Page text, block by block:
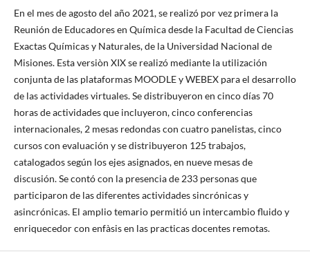
En el mes de agosto del año 2021, se realizó por vez primera la
Reunión de Educadores en Química desde la Facultad de Ciencias
Exactas Químicas y Naturales, de la Universidad Nacional de
Misiones. Esta versiòn XIX se realizó mediante la utilización
conjunta de las plataformas MOODLE y WEBEX para el desarrollo
de las actividades virtuales. Se distribuyeron en cinco días 70
horas de actividades que incluyeron, cinco conferencias
internacionales, 2 mesas redondas con cuatro panelistas, cinco
cursos con evaluación y se distribuyeron 125 trabajos,
catalogados según los ejes asignados, en nueve mesas de
discusión. Se contó con la presencia de 233 personas que
participaron de las diferentes actividades sincrónicas y
asincrónicas. El amplio temario permitió un intercambio fluido y
enriquecedor con enfàsis en las practicas docentes remotas.